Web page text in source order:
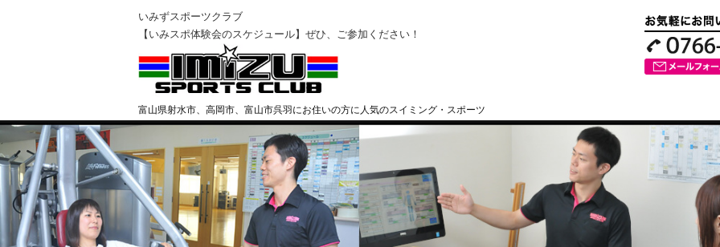
いみずスポーツクラブ
【いみスポ体験会のスケジュール】ぜひ、ご参加ください！
富山県射水市、高岡市、富山市呉羽にお住いの方に人気のスイミング・スポーツ